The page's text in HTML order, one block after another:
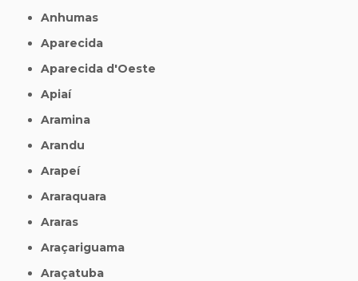
Anhumas
Aparecida
Aparecida d'Oeste
Apiaí
Aramina
Arandu
Arapeí
Araraquara
Araras
Araçariguama
Araçatuba